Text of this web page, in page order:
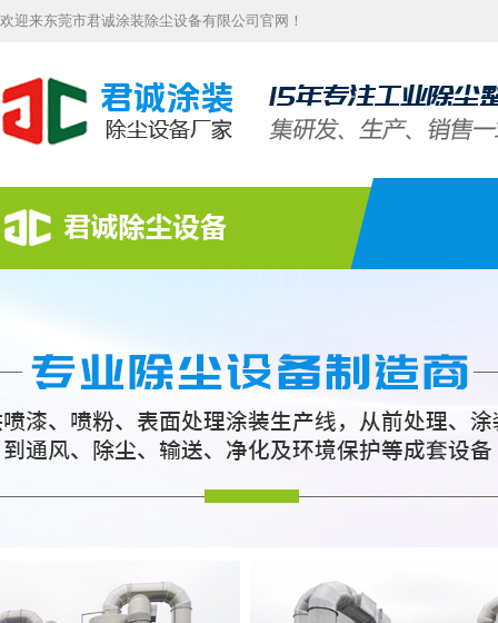
欢迎来东莞市君诚涂装除尘设备有限公司官网！